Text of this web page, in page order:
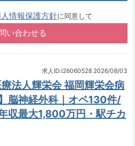
情報保護方針に同意して
求人ID:i26060528 2026/08/03
療法人輝栄会 福岡輝栄会病
脳神経外科｜オペ130件/
収最大1,800万円・駅チカ